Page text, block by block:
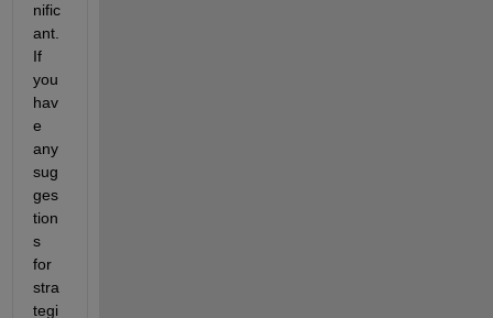
nific
ant.
If
you
hav
e
any
sug
ges
tion
s
for
stra
tegi